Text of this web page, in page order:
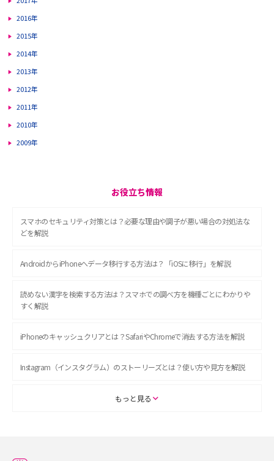
2016年
2015年
2014年
2013年
2012年
2011年
2010年
2009年
お役立ち情報
スマホのセキュリティ対策とは？必要な理由や調子が悪い場合の対処法な
どを解説
AndroidからiPhoneへデータ移行する方法は？「iOSに移行」を解説
読めない漢字を検索する方法は？スマホでの調べ方を機種ごとにわかりや
すく解説
iPhoneのキャッシュクリアとは？SafariやChromeで消去する方法を解説
Instagram（インスタグラム）のストーリーズとは？使い方や見方を解説
ASMRとは？初心者向けの代表ジャンルや楽しみ方を解説
もっと見る